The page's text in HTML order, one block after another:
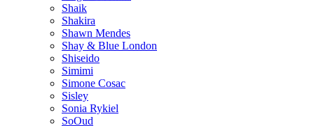
Shaik
Shakira
Shawn Mendes
Shay & Blue London
Shiseido
Simimi
Simone Cosac
Sisley
Sonia Rykiel
SoOud